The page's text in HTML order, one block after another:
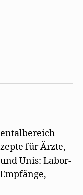
für Ärzte,
Unis: Labor-